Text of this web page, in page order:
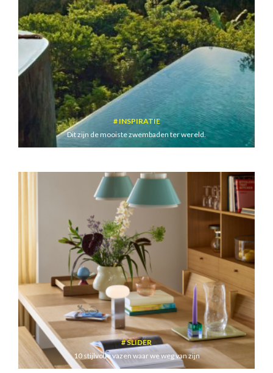
INSPIRATIE
Dit zijn de mooiste zwembaden ter wereld.
SLIDER
10 stijlvolle vazen waar we weg van zijn